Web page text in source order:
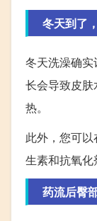
冬天到了
冬天洗澡确
长会导致皮
热。
此外，您可
生素和抗氧化
药流后臀